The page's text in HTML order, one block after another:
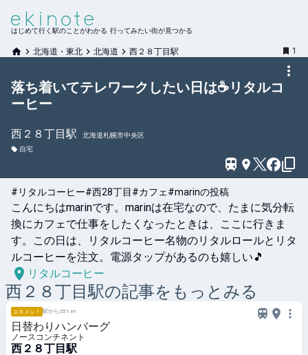
はじめて行く駅のことがわかる 行ってみたい街が見つかる
北海道・東北 北海道 西２８丁目駅 1
落ち着いてテレワークしたい日は☕️リタルコ
ーヒー
西２８丁目駅
北海道札幌市中央区
自宅
#リタルコーヒー#西28丁目 #カフェ #marinの投稿
こんにちはmarinです。marinは在宅なので、たまに気分転
換にカフェで仕事をしたくなったときは、ここに行きま
す。この日は、リタルコーヒー名物のリタルロールとリタ
ルコーヒーを注文。電源タップがあるのも嬉しい🎵
リタルコーヒー
西２８丁目駅の記事をもっとみる
エキメシ！ 駅から251 m
日替わりハンバーグ
ノースコンチネント
西２８丁目駅